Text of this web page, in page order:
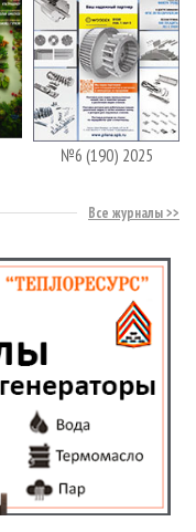
№6 (190) 2025
Все журналы